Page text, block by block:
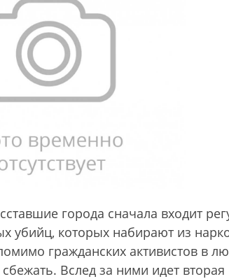
города сначала входит
убийц, которых набирают из
гражданских активистов в
Вслед за ними идет